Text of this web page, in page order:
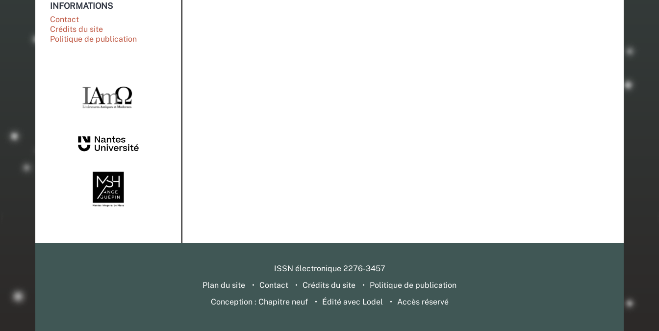
INFORMATIONS
Contact
Crédits du site
Politique de publication
ISSN électronique 2276-3457
Plan du site
Contact Crédits du site
Politique de publication
Conception : Chapitre neuf
Édité avec Lodel Accès réservé